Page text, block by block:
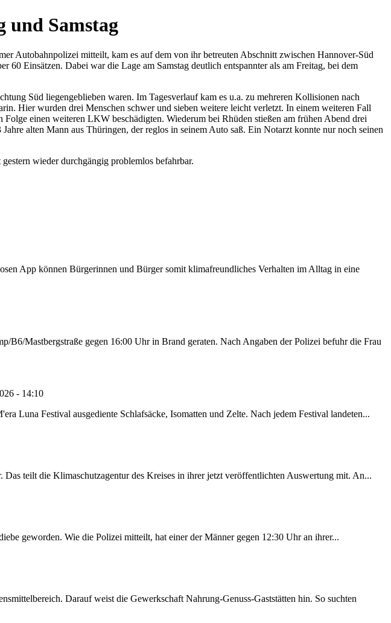
und Samstag
Autobahnpolizei mitteilt, kam es auf dem von ihr betreuten Abschnitt zwischen Hannover-Süd
60 Einsätzen. Dabei war die Lage am Samstag deutlich entspannter als am Freitag, bei dem
Süd liegengeblieben waren. Im Tagesverlauf kam es u.a. zu mehreren Kollisionen nach
Hier wurden drei Menschen schwer und sieben weitere leicht verletzt. In einem weiteren Fall
einen weiteren LKW beschädigten. Wiederum bei Rhüden stießen am frühen Abend drei
alten Mann aus Thüringen, der reglos in seinem Auto saß. Ein Notarzt konnte nur noch seinen
wieder durchgängig problemlos befahrbar.
App können Bürgerinnen und Bürger somit klimafreundliches Verhalten im Alltag in eine
B6/Mastbergstraße gegen 16:00 Uhr in Brand geraten. Nach Angaben der Polizei befuhr die Frau
- 14:10
Luna Festival ausgediente Schlafsäcke, Isomatten und Zelte. Nach jedem Festival landeten...
teilt die Klimaschutzagentur des Kreises in ihrer jetzt veröffentlichten Auswertung mit. An...
geworden. Wie die Polizei mitteilt, hat einer der Männer gegen 12:30 Uhr an ihrer...
Darauf weist die Gewerkschaft Nahrung-Genuss-Gaststätten hin. So suchten